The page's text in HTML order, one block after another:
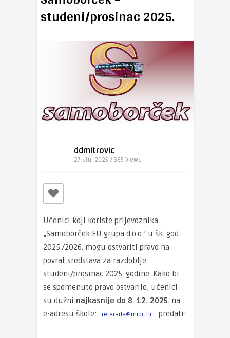
studeni/prosinac 2025.
ddmitrovic
27 stu, 2025 / 365 Views
Učenici koji koriste prijevoznika
„Samoborček EU grupa d.o.o.“ u šk. god.
2025./2026. mogu ostvariti pravo na
povrat sredstava za razdoblje
studeni/prosinac 2025. godine. Kako bi
se spomenuto pravo ostvarilo, učenici
su dužni najkasnije do 8. 12. 2025. na
e-adresu škole:
referada@mioc.hr predati: